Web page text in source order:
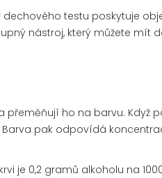
testu poskytuje
nástroj, který můžete mít
přeměňují ho na barvu. Když
pak odpovídá
je 0,2 gramů alkoholu na